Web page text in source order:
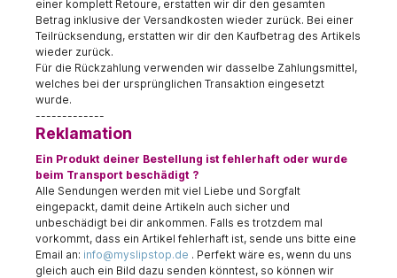
einer komplett Retoure, erstatten wir dir den gesamten
Betrag inklusive der Versandkosten wieder zurück. Bei einer
Teilrücksendung, erstatten wir dir den Kaufbetrag des Artikels
wieder zurück.
Für die Rückzahlung verwenden wir dasselbe Zahlungsmittel,
welches bei der ursprünglichen Transaktion eingesetzt
wurde.
-------------
Reklamation
Ein Produkt deiner Bestellung ist fehlerhaft oder wurde
beim Transport beschädigt ?
Alle Sendungen werden mit viel Liebe und Sorgfalt
eingepackt, damit deine Artikeln auch sicher und
unbeschädigt bei dir ankommen. Falls es trotzdem mal
vorkommt, dass ein Artikel fehlerhaft ist, sende uns bitte eine
Email an: info@myslipstop.de . Perfekt wäre es, wenn du uns
gleich auch ein Bild dazu senden könntest, so können wir